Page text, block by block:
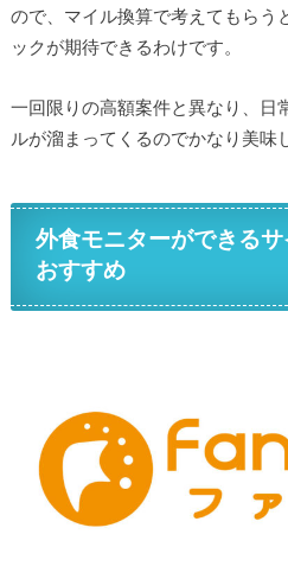
ので、マイル換算で考えてもらう
ックが期待できるわけです。
一回限りの高額案件と異なり、日
ルが溜まってくるのでかなり美味
外食モニターができる
おすすめ